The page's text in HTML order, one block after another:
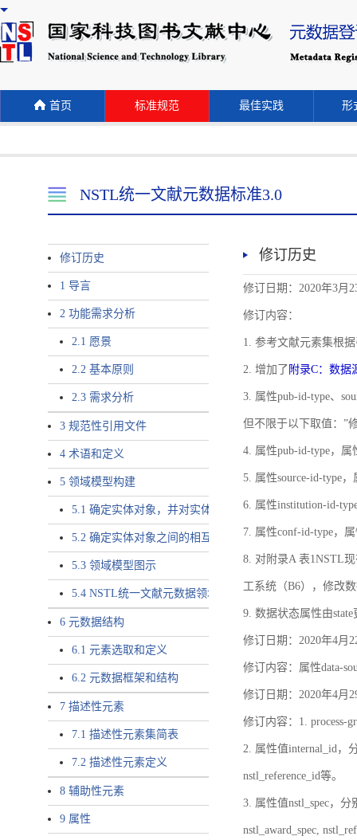
首页 标准规范 最佳实践 形
NSTL统一文献元数据标准3.0
修订历史
1 导言
2 功能需求分析
2.1 愿景
2.2 基本原则
2.3 需求分析
3 规范性引用文件
4 术语和定义
5 领域模型构建
5.1 确定实体对象，并对实体对象命名
5.2 确定实体对象之间的相互关系，定义实体对象之间的
5.3 领域模型图示
5.4 NSTL统一文献元数据领域模型的验证
6 元数据结构
6.1 元素选取和定义
6.2 元数据框架和结构
7 描述性元素
7.1 描述性元素集简表
7.2 描述性元素定义
8 辅助性元素
9 属性
修订历史
修订日期：2020年3月
修订内容：
1. 参考文献元素集根
2. 增加了 附录C：数据
3. 属性pub-id-type、
但不限于以下取值：”
4. 属性pub-id-type，属
5. 属性source-id-type
6. 属性institution-id-
7. 属性conf-id-type，
8. 对附录A 表1NSTL
工系统（B6），修改
9. 数据状态属性由state
修订日期：2020年4月
修订内容：属性data-
修订日期：2020年4月
修订内容：1. process-
2. 属性值internal_id，
nstl_reference_id等。
3. 属性值nstl_spec，分
nstl_award_spec,